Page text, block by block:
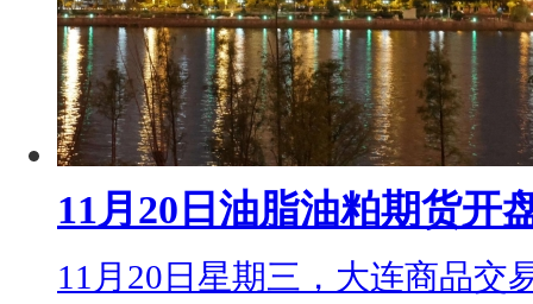
11月20日油脂油粕期货开
11月20日星期三，大连商品交